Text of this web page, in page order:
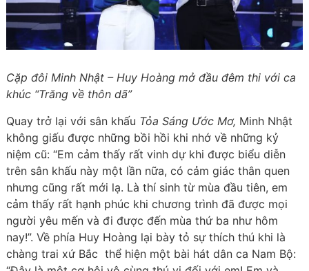
Cặp đôi Minh Nhật – Huy Hoàng mở đầu đêm thi với ca
khúc “Trăng về thôn dã”
Quay trở lại với sân khấu Tỏa Sáng Ước Mơ, Minh Nhật
không giấu được những bồi hồi khi nhớ về những kỷ
niệm cũ: “Em cảm thấy rất vinh dự khi được biểu diễn
trên sân khấu này một lần nữa, có cảm giác thân quen
nhưng cũng rất mới lạ. Là thí sinh từ mùa đầu tiên, em
cảm thấy rất hạnh phúc khi chương trình đã được mọi
người yêu mến và đi được đến mùa thứ ba như hôm
nay!”. Về phía Huy Hoàng lại bày tỏ sự thích thú khi là
chàng trai xứ Bắc thể hiện một bài hát dân ca Nam Bộ: